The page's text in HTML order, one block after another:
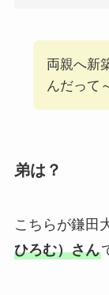
両親へ新
んだって
弟は？
こちらが鎌田
ひろむ）さん